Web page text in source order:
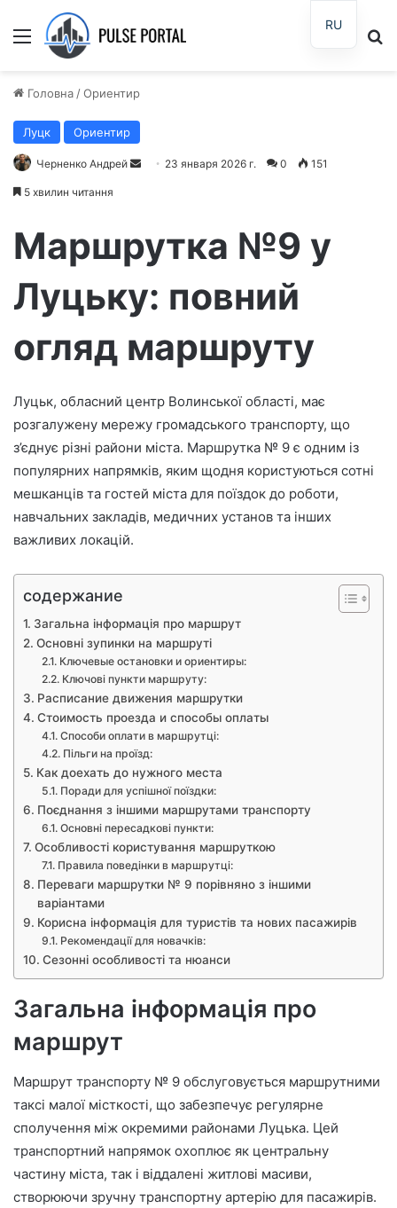
Меню
Головна /Ориентир
Луцк Ориентир
Черненко Андрей
а
в
и
т
п
с
ь
23 января 2026 г. 0 151
5 хвилин читання
Маршрутка №9 у
Луцьку: повний
огляд маршруту
Луцьк, обласний центр Волинської області, має
розгалужену мережу громадського транспорту, що
з’єднує різні райони міста. Маршрутка № 9 є одним із
популярних напрямків, яким щодня користуються сотні
мешканців та гостей міста для поїздок до роботи,
навчальних закладів, медичних установ та інших
важливих локацій.
содержание
Загальна інформація про маршрут
Основні зупинки на маршруті
Ключевые остановки и ориентиры:
Ключові пункти маршруту:
Расписание движения маршрутки
Стоимость проезда и способы оплаты
Способи оплати в маршрутці:
Пільги на проїзд:
Как доехать до нужного места
Поради для успішної поїздки:
Поєднання з іншими маршрутами транспорту
Основні пересадкові пункти:
Особливості користування маршруткою
Правила поведінки в маршрутці:
Переваги маршрутки № 9 порівняно з іншими
варіантами
Корисна інформація для туристів та нових пасажирів
Рекомендації для новачків:
Сезонні особливості та нюанси
Загальна інформація про
маршрут
Маршрут транспорту № 9 обслуговується маршрутними
таксі малої місткості, що забезпечує регулярне
сполучення між окремими районами Луцька. Цей
транспортний напрямок охоплює як центральну
частину міста, так і віддалені житлові масиви,
створюючи зручну транспортну артерію для пасажирів.
RU